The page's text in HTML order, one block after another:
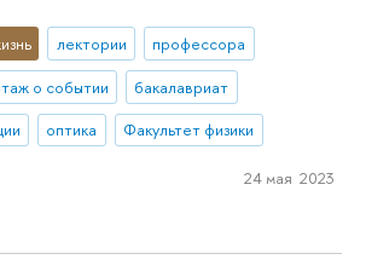
лектории
профессора
о событии
бакалавриат
оптика Факультет физики
24 мая 2023